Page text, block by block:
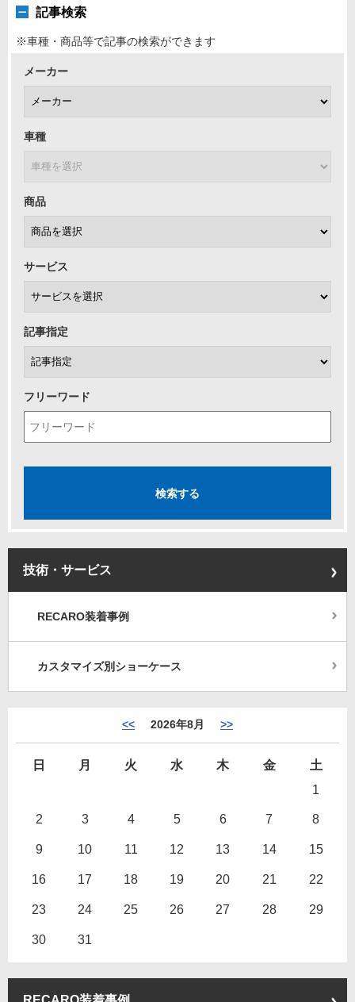
記事検索
※車種・商品等で記事の検索ができます
メーカー
車種
商品
サービス
記事指定
フリーワード
技術・サービス
RECARO装着事例
カスタマイズ別ショーケース
<< 2026年8月 >>
日 月 火 水 木 金
土
1
2 3 4 5 6 7 8
9 10 11 12 13 14 15
16 17 18 19 20 21 22
23 24 25 26 27 28 29
30 31